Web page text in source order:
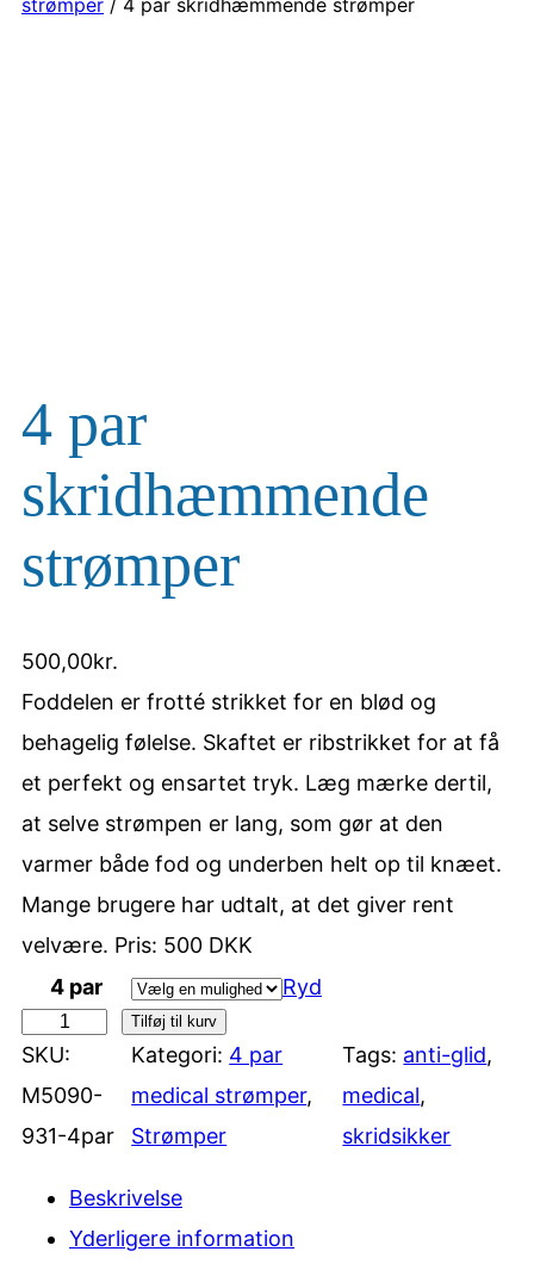
strømper / 4 par skridhæmmende strømper
4 par
skridhæmmende
strømper
500,00kr.
Foddelen er frotté strikket for en blød og
behagelig følelse. Skaftet er ribstrikket for at få
et perfekt og ensartet tryk. Læg mærke dertil,
at selve strømpen er lang, som gør at den
varmer både fod og underben helt op til knæet.
Mange brugere har udtalt, at det giver rent
velvære. Pris: 500 DKK
4 par
Ryd
p
a
r
Tilføj til kurv
SKU:
M5090-
931-4par
Kategori: 4 par
medical strømper
Strømper
Tags: anti-glid
medical
skridsikker
Beskrivelse
Yderligere information